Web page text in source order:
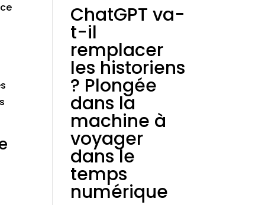
ChatGPT va-
t-il
remplacer
les historiens
? Plongée
dans la
machine à
voyager
dans le
temps
numérique